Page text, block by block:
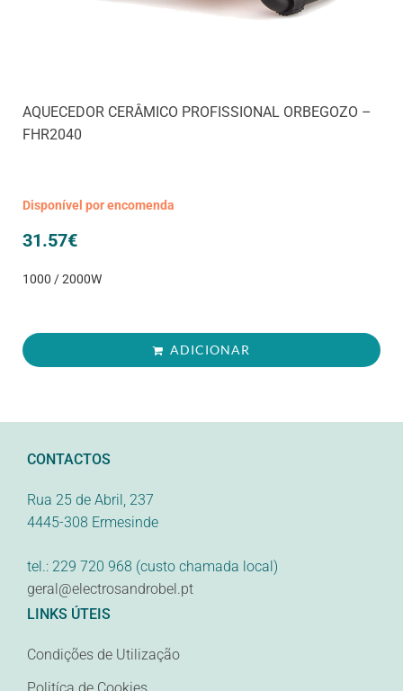
AQUECEDOR CERÂMICO PROFISSIONAL ORBEGOZO –
FHR2040
Disponível por encomenda
31.57€
1000 / 2000W
ADICIONAR
CONTACTOS
Rua 25 de Abril, 237
4445-308 Ermesinde
tel.: 229 720 968 (custo chamada local)
geral@electrosandrobel.pt
LINKS ÚTEIS
Condições de Utilização